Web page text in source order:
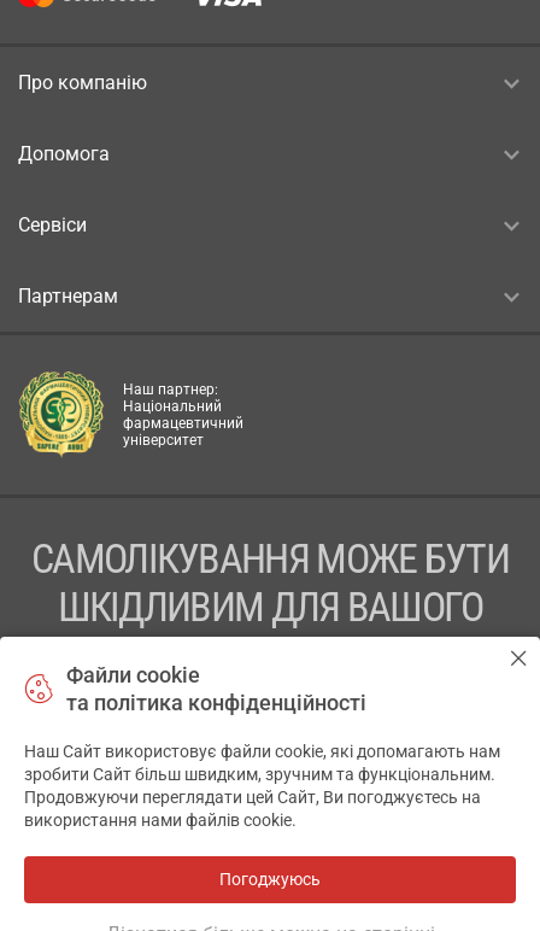
Про компанію
Допомога
Сервіси
Партнерам
Наш партнер:
Національний
фармацевтичний
університет
САМОЛІКУВАННЯ МОЖЕ БУТИ
ШКІДЛИВИМ ДЛЯ ВАШОГО
ПЕРЕД ЗАСТОСУВАННЯМ ПРЕПАРАТУ ПРОКОНСУЛЬТУЙТЕСЬ
ТОВ «АПТЕКА 911.ЮА» Код ЄДРПОУ 43631965.
Відмова від відповідальності
© 2014-2026. Медична інформаційна система АПТЕКА911.ЮА
Файли cookie
та політика конфіденційності
Наш Сайт використовує файли cookie, які допомагають нам
зробити Сайт більш швидким, зручним та функціональним.
Продовжуючи переглядати цей Сайт, Ви погоджуєтесь на
використання нами файлів cookie.
Погоджуюсь
✕